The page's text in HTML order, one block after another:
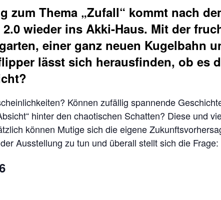
zum Thema „Zufall“ kommt nach
wieder ins Akki-Haus. Mit der
einer ganz neuen Kugelbahn
lässt sich herausfinden, ob es
Können zufällig spannende
hinter den chaotischen Schatten? Diese und
können Mutige sich die eigene
Ausstellung zu tun und überall stellt sich die Frage: